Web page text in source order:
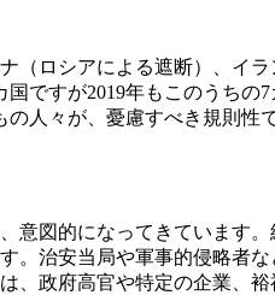
（ロシアによる遮断）、イラ
ですが2019年もこのうちの
人々が、憂慮すべき規則性
図的になってきています。
。治安当局や軍事的侵略者
、政府高官や特定の企業、